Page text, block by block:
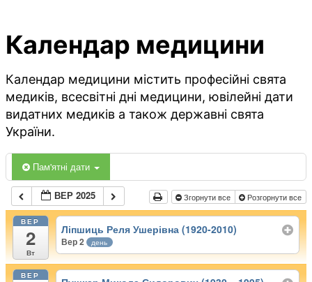
Календар медицини
Календар медицини містить професійні свята
медиків, всесвітні дні медицини, ювілейні дати
видатних медиків а також державні свята
України.
Пам'ятні дати
ВЕР 2025 Згорнути все Розгорнути все
ВЕР
2
Вт
Ліпшиць Реля Ушерівна (1920-2010)
Вер 2 день
ВЕР